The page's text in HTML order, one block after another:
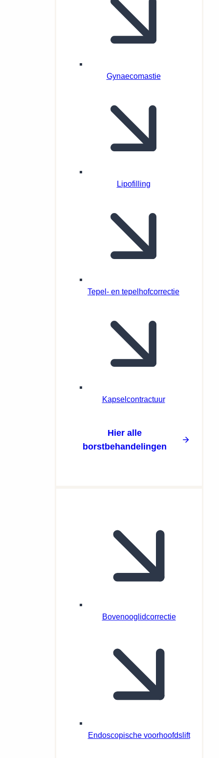
Gynaecomastie
Lipofilling
Tepel- en tepelhofcorrectie
Kapselcontractuur
Hier alle
borstbehandelingen
Bovenooglidcorrectie
Endoscopische voorhoofdslift